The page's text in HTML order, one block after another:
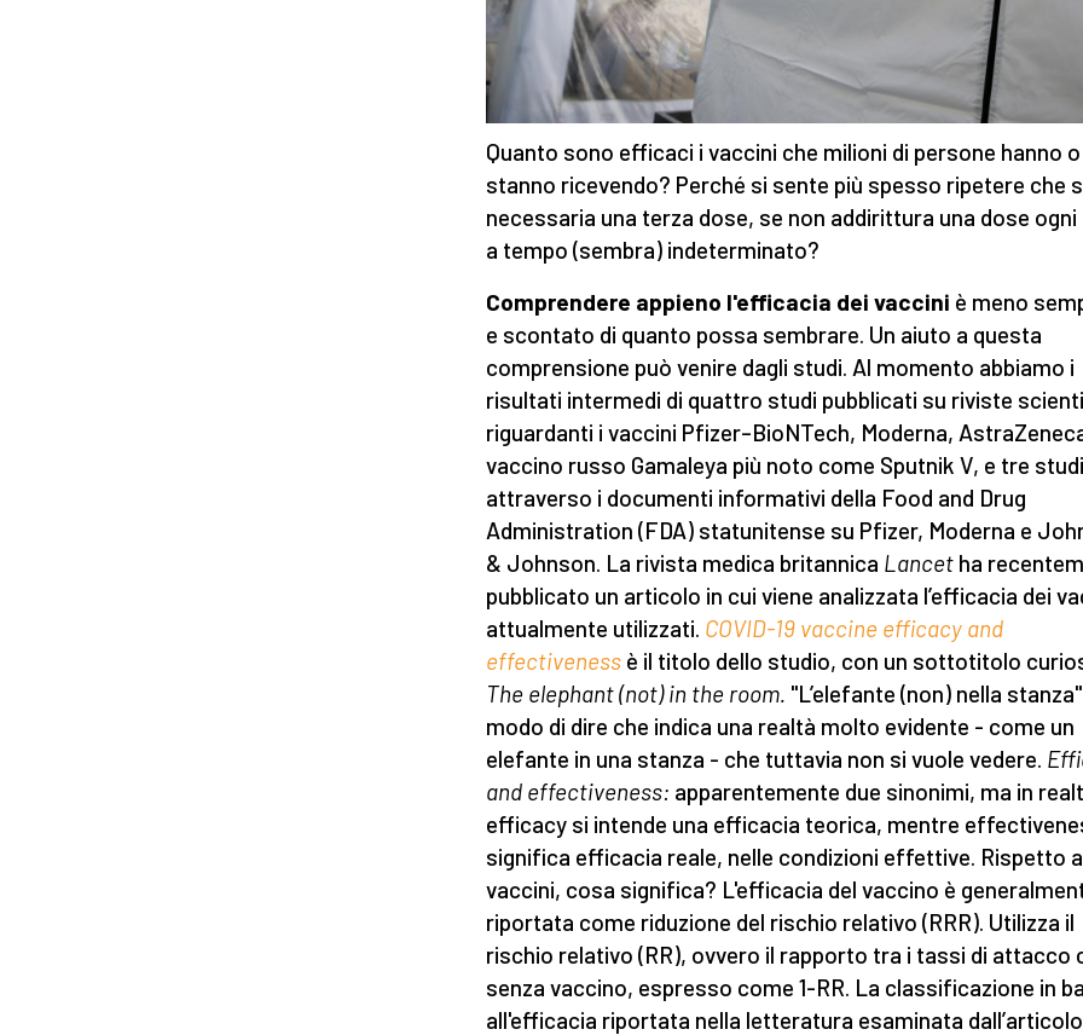
Quanto sono efficaci i vaccini che milioni di persone hanno o
stanno ricevendo? Perché si sente più spesso ripetere che
necessaria una terza dose, se non addirittura una dose ogni
a tempo (sembra) indeterminato?
Comprendere appieno l'efficacia dei vaccini è meno
e scontato di quanto possa sembrare. Un aiuto a questa
comprensione può venire dagli studi. Al momento abbiamo i
risultati intermedi di quattro studi pubblicati su riviste
riguardanti i vaccini Pfizer–BioNTech, Moderna,
vaccino russo Gamaleya più noto come Sputnik V, e tre studi
attraverso i documenti informativi della Food and Drug
Administration (FDA) statunitense su Pfizer, Moderna e
& Johnson. La rivista medica britannica Lancet ha
pubblicato un articolo in cui viene analizzata l’efficacia dei
attualmente utilizzati. COVID-19 vaccine efficacy and
effectiveness è il titolo dello studio, con un sottotitolo
The elephant (not) in the room. "L’elefante (non) nella
modo di dire che indica una realtà molto evidente - come un
elefante in una stanza - che tuttavia non si vuole vedere.
and effectiveness: apparentemente due sinonimi, ma in
efficacy si intende una efficacia teorica, mentre
significa efficacia reale, nelle condizioni effettive. Rispetto
vaccini, cosa significa? L'efficacia del vaccino è
riportata come riduzione del rischio relativo (RRR). Utilizza il
rischio relativo (RR), ovvero il rapporto tra i tassi di attacco
senza vaccino, espresso come 1-RR. La classificazione in
all'efficacia riportata nella letteratura esaminata